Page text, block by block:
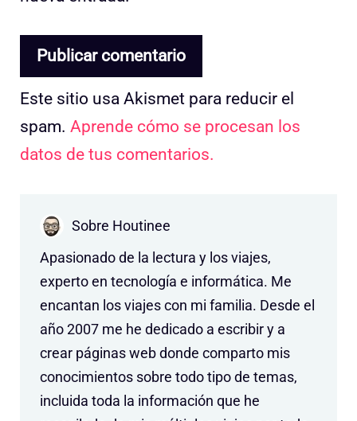
Este sitio usa Akismet para reducir el
spam. Aprende cómo se procesan los
datos de tus comentarios.
Sobre Houtinee
Apasionado de la lectura y los viajes,
experto en tecnología e informática. Me
encantan los viajes con mi familia. Desde el
año 2007 me he dedicado a escribir y a
crear páginas web donde comparto mis
conocimientos sobre todo tipo de temas,
incluida toda la información que he